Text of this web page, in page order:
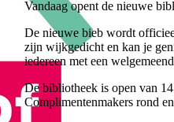
Vandaag opent de nieuwe
De nieuwe bieb wordt
zijn wijkgedicht en kan je
iedereen met een
De bibliotheek is open van
Complimentenmakers rond